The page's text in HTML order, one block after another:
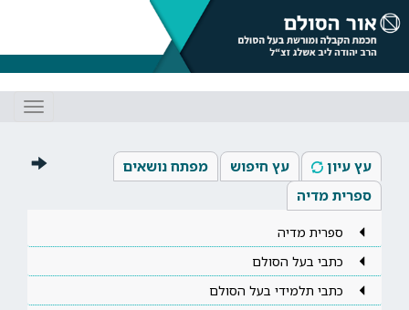
עץ עיון עץ חיפוש
מפתח נושאים
ספרית מדיה
ספרית מדיה
כתבי בעל הסולם
כתבי תלמידי בעל הסולם